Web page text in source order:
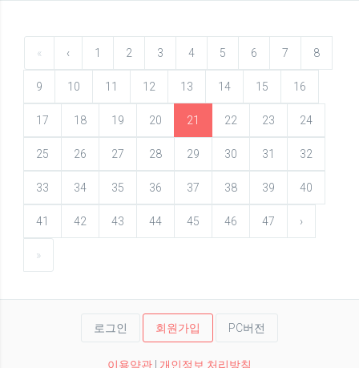
« ‹ 1 2 3 4 5 6 7 8
9 10 11 12 13 14 15 16
17 18 19 20 21 22 23 24
25 26 27 28 29 30 31 32
33 34 35 36 37 38 39 40
41 42 43 44 45 46 47 ›
»
로그인 회원가입 PC버전
이용약관 개인정보 처리방침